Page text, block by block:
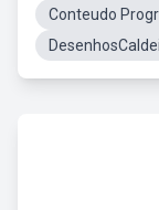
Conteudo